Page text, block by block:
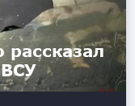
рассказал